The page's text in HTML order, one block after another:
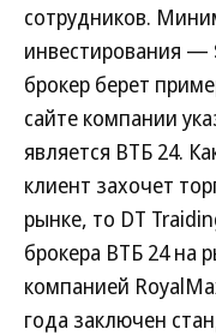
сотрудников.
инвестирования —
брокер берет
сайте компании
является ВТБ 24.
клиент захочет
рынке, то DT
брокера ВТБ 24 на
компанией
года заключен